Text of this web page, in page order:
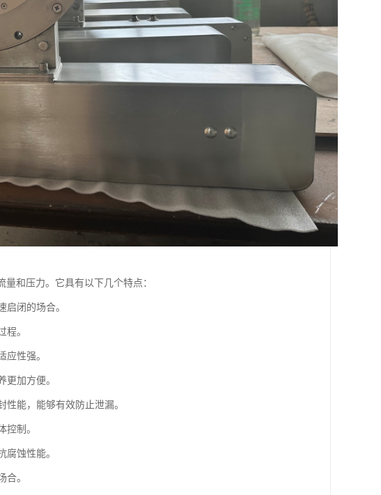
和压力。它具有以下几个特点：
闭的场合。
。
性强。
加方便。
能，能够有效防止泄漏。
制。
蚀性能。
。